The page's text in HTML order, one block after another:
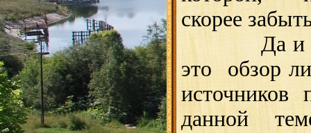
скорее
Да и что
это обзор
источников
данной